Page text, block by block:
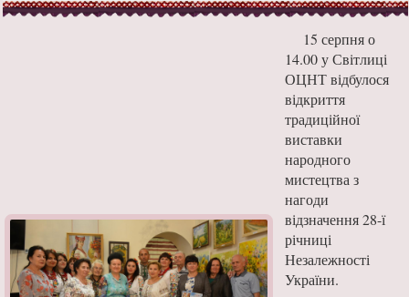
15 серпня о
14.00 у Світлиці
ОЦНТ відбулося
відкриття
традиційної
виставки
народного
мистецтва з
нагоди
відзначення 28-ї
річниці
Незалежності
України.